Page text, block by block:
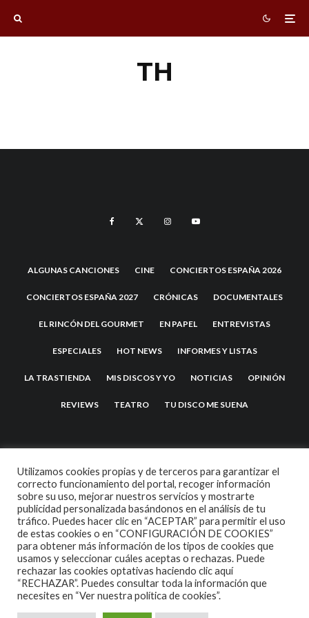
TH
ALGUNAS CANCIONES CINE CONCIERTOS ESPAÑA 2026
CONCIERTOS ESPAÑA 2027 CRÓNICAS DOCUMENTALES
EL RINCÓN DEL GOURMET EN PAPEL ENTREVISTAS
ESPECIALES HOT NEWS INFORMES Y LISTAS
LA TRASTIENDA MIS DISCOS Y YO NOTICIAS OPINIÓN
REVIEWS TEATRO TU DISCO ME SUENA
2007 COPYRIGHT -CODETIPITHEME
Utilizamos cookies propias y de terceros para garantizar el
correcto funcionamiento del portal, recoger información
sobre su uso, mejorar nuestros servicios y mostrarte
publicidad personalizada basándonos en el análisis de tu
tráfico. Puedes hacer clic en “ACEPTAR” para permitir el uso
de estas cookies o en “CONFIGURACIÓN DE COOKIES”
para obtener más información de los tipos de cookies que
usamos y seleccionar cuáles aceptas o rechazas. Puede
rechazar las cookies optativas haciendo clic aquí
“RECHAZAR”. Puedes consultar toda la información que
necesites en “Ver nuestra política de cookies”.